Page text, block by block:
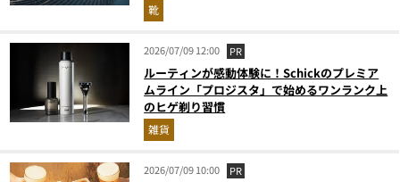
靴
2026/07/09 12:00 PR
ルーティンが感動体験に！Schickのプレミア
ムライン「プロジスタ」で始めるワンランク上
のヒゲ剃り習慣
雑貨
2026/07/09 10:00 PR